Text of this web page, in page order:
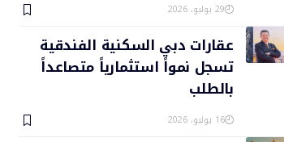
29 يوليو، 2026
عقارات دبي السكنية الفندقية
تسجل نمواً استثمارياً متصاعداً
بالطلب
16 يوليو، 2026